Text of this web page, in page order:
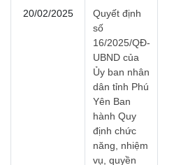
20/02/2025
Quyết định
số
16/2025/QĐ-
UBND của
Ủy ban nhân
dân tỉnh Phú
Yên Ban
hành Quy
định chức
năng, nhiệm
vụ, quyền